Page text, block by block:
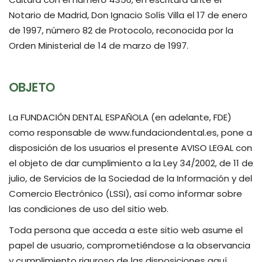
Notario de Madrid, Don Ignacio Solís Villa el 17 de enero
de 1997, número 82 de Protocolo, reconocida por la
Orden Ministerial de 14 de marzo de 1997.
OBJETO
La FUNDACIÓN DENTAL ESPAÑOLA (en adelante, FDE)
como responsable de www.fundaciondental.es, pone a
disposición de los usuarios el presente AVISO LEGAL con
el objeto de dar cumplimiento a la Ley 34/2002, de 11 de
julio, de Servicios de la Sociedad de la Información y del
Comercio Electrónico (LSSI), así como informar sobre
las condiciones de uso del sitio web.
Toda persona que acceda a este sitio web asume el
papel de usuario, comprometiéndose a la observancia